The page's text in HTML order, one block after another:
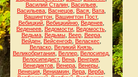
Василий Сталин, Васильев,
Васильева Васнецов Вася Вата
Вашингтон Вашингтон Пост,
Вебицкий Вебицкийню Веденев
Веденеев Ведомости Ведомость
Ведьма, Ведьмы, Веер, Веера,
Вейден Вейсенгоф Веласкес
Веласко, Великий Князь,
Великобритания Веллер Велосипед
Велосипедист, Вена Венгрия
Венедиктов Венера Венеры
Венеция, Вениамин, Вера, Верба,